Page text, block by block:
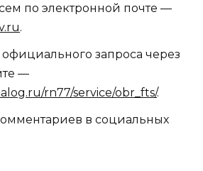
по электронной почте —
.
запроса через
—
rn77/service/obr_fts/.
в социальных